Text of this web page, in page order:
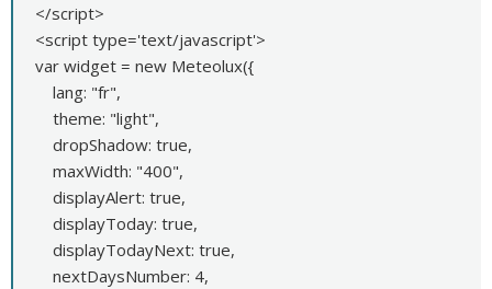
</script>
<script type='text/javascript'>
var widget = new Meteolux({
lang: "fr",
theme: "light",
dropShadow: true,
maxWidth: "400",
displayAlert: true,
displayToday: true,
displayTodayNext: true,
nextDaysNumber: 4,